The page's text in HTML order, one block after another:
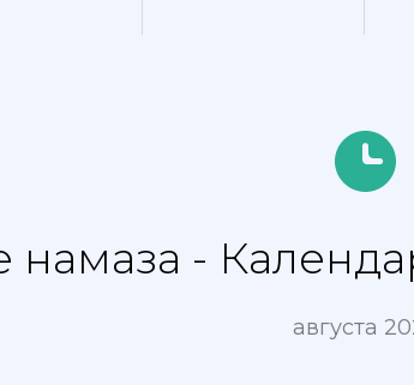
намаза -
августа